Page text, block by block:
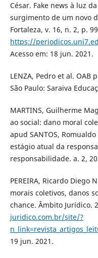
César. Fake news à luz
surgimento de um novo
Fortaleza, v. 16, n. 2, p.
https://
Acesso em: 18 jun. 2021.
LENZA, Pedro et al. OAB
São Paulo: Saraiva
MARTINS, Guilherme
ao social: dano moral
apud SANTOS,
estágio atual da
responsabilidade. a. 2,
PEREIRA, Ricardo Diego
morais coletivos, danos
chance. Âmbito Jurídico.
juridico.com.br/site/?
19 jun. 2021.